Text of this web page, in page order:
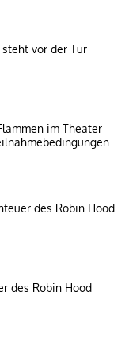
steht vor der Tür
im Theater
des Robin Hood
des Robin Hood